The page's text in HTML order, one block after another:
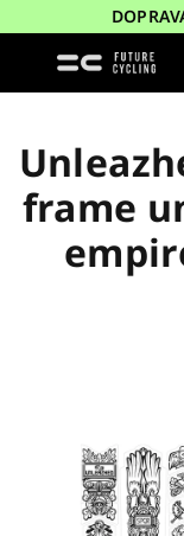
na
frame